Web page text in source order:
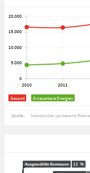
Gesamt Erneuerbare Energien
Quelle: Statistisches Landesamt
Ausgewählte Kommune 11 %